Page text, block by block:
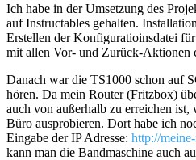
Ich habe in der Umsetzung des
auf Instructables gehalten.
Erstellen der Konfiguratioinsdatei
mit allen Vor- und Zurück-Aktionen
Danach war die TS1000 schon auf
hören. Da mein Router (Fritzbox)
auch von außerhalb zu erreichen
Büro ausprobieren. Dort habe ich
Eingabe der IP Adresse: http://
kann man die Bandmaschine auch